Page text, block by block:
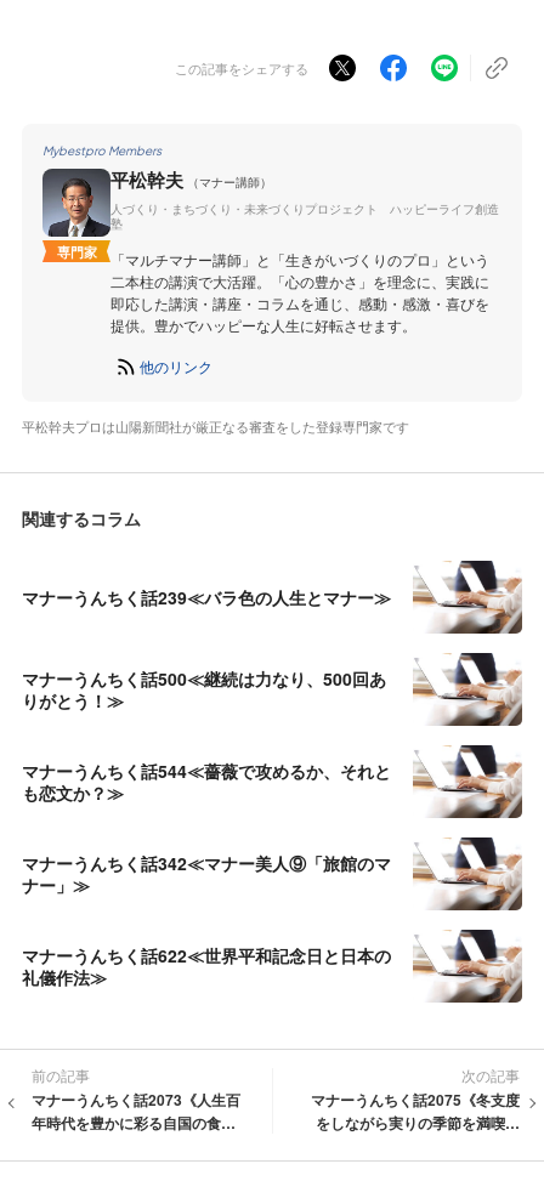
この記事をシェアする
Mybestpro Members
専門家
平松幹夫
（マナー講師）
人づくり・まちづくり・未来づくりプロジェクト ハッピーライフ創造
塾
「マルチマナー講師」と「生きがいづくりのプロ」という
二本柱の講演で大活躍。「心の豊かさ」を理念に、実践に
即応した講演・講座・コラムを通じ、感動・感激・喜びを
提供。豊かでハッピーな人生に好転させます。
他のリンク
平松幹夫プロは山陽新聞社が厳正なる審査をした登録専門家です
関連するコラム
マナーうんちく話239≪バラ色の人生とマナー≫
マナーうんちく話500≪継続は力なり、500回あ
りがとう！≫
マナーうんちく話544≪薔薇で攻めるか、それと
も恋文か？≫
マナーうんちく話342≪マナー美人⑨「旅館のマ
ナー」≫
マナーうんちく話622≪世界平和記念日と日本の
礼儀作法≫
前の記事
マナーうんちく話2073《人生百
年時代を豊かに彩る自国の食文
次の記事
マナーうんちく話2075《冬支度
をしながら実りの季節を満喫す
す」の意味を改めて考える》